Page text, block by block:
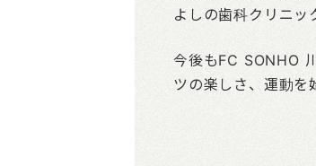
よしの歯科クリニッ
今後もFC SONHO
ツの楽しさ、運動を